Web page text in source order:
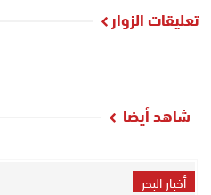
تعليقات الزوار
شاهد أيضا
أخبار البحر